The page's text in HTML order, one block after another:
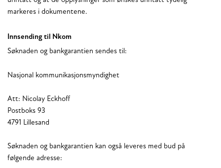
markeres i dokumentene.
Innsending til Nkom
Søknaden og bankgarantien sendes til:
Nasjonal kommunikasjonsmyndighet
Att: Nicolay Eckhoff
Postboks 93
4791 Lillesand
Søknaden og bankgarantien kan også leveres med bud på
følgende adresse: